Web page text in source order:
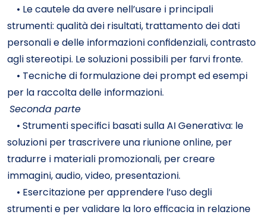
• Le cautele da avere nell’usare i principali
strumenti: qualità dei risultati, trattamento dei dati
personali e delle informazioni confidenziali, contrasto
agli stereotipi. Le soluzioni possibili per farvi fronte.
• Tecniche di formulazione dei prompt ed esempi
per la raccolta delle informazioni.
Seconda parte
• Strumenti specifici basati sulla AI Generativa: le
soluzioni per trascrivere una riunione online, per
tradurre i materiali promozionali, per creare
immagini, audio, video, presentazioni.
• Esercitazione per apprendere l’uso degli
strumenti e per validare la loro efficacia in relazione